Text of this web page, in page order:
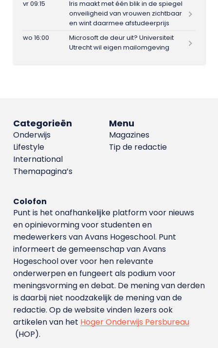
vr 09:15
Iris maakt met één blik in de spiegel
onveiligheid van vrouwen zichtbaar
en wint daarmee afstudeerprijs
wo 16:00
Microsoft de deur uit? Universiteit
Utrecht wil eigen mailomgeving
Menu
Magazines
Tip de redactie
Categorieën
Onderwijs
Lifestyle
International
Themapagina’s
Colofon
Punt is het onafhankelijke platform voor nieuws
en opinievorming voor studenten en
medewerkers van Avans Hoge­school. Punt
informeert de gemeenschap van Avans
Hogeschool over voor hen relevante
onderwerpen en fungeert als podium voor
meningsvorming en debat. De mening van derden
is daarbij niet noodzakelijk de mening van de
redactie. Op de website vinden lezers ook
artikelen van het Hoger Onderwijs Persbureau
(HOP).